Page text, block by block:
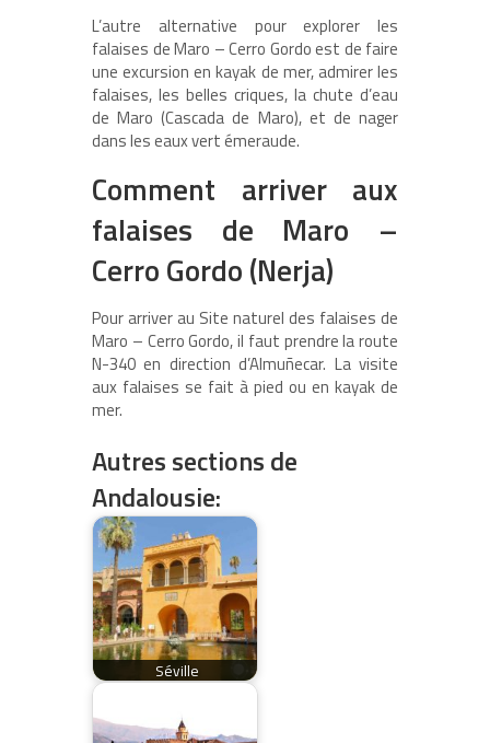
L’autre alternative pour explorer les
falaises de Maro – Cerro Gordo est de faire
une excursion en kayak de mer, admirer les
falaises, les belles criques, la chute d’eau
de Maro (Cascada de Maro), et de nager
dans les eaux vert émeraude.
Comment arriver aux
falaises de Maro –
Cerro Gordo (Nerja)
Pour arriver au Site naturel des falaises de
Maro – Cerro Gordo, il faut prendre la route
N-340 en direction d’Almuñecar. La visite
aux falaises se fait à pied ou en kayak de
mer.
Autres sections de
Andalousie:
Séville